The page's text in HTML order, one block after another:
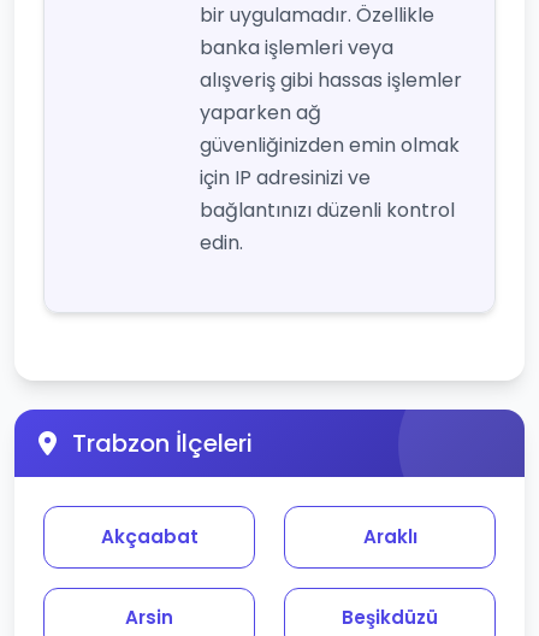
bir uygulamadır. Özellikle
banka işlemleri veya
alışveriş gibi hassas işlemler
yaparken ağ
güvenliğinizden emin olmak
için IP adresinizi ve
bağlantınızı düzenli kontrol
edin.
Trabzon İlçeleri
Akçaabat Araklı
Arsin Beşikdüzü